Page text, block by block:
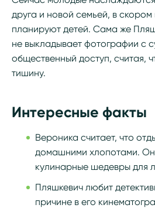
друга и новой семьей, в
планируют детей. Сама же
не выкладывает фотографии с
общественный доступ, считая,
тишину.
Интересные факты
Вероника считает, что
домашними хлопотами.
кулинарные шедевры для
Пляшкевич любит
причине в его